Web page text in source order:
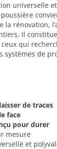
universelle
la rénovation,
Il
qui
systèmes de
de traces
face
pour durer
mesure
et